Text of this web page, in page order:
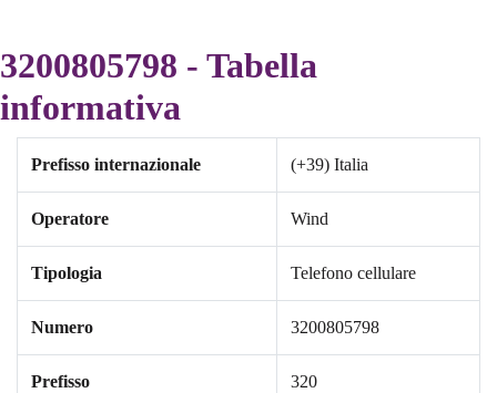
3200805798 - Tabella
informativa
Prefisso internazionale (+39) Italia
Operatore Wind
Tipologia Telefono cellulare
Numero 3200805798
Prefisso 320